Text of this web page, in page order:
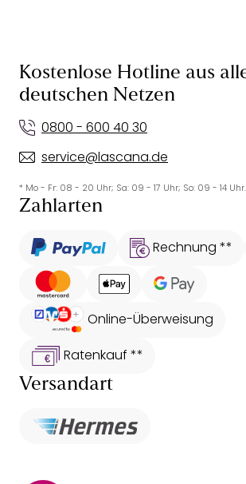
Kostenlose Hotline aus
deutschen Netzen
0800 - 600 40 30
service@lascana.de
* Mo - Fr: 08 - 20 Uhr; Sa: 09 - 17 Uhr; So: 09 - 14 Uhr.
Zahlarten
Rechnung **
Online-Überweisung
Ratenkauf **
Versandart